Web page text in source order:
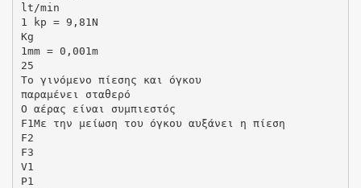
lt/min
1 kp = 9,81N
Kg
1mm = 0,001m
25
Το γινόµενο πίεσης και όγκου
παραµένει σταθερό
Ο αέρας είναι συµπιεστός
F1Με την µείωση του όγκου αυξάνει η πίεση
F2
F3
V1
P1